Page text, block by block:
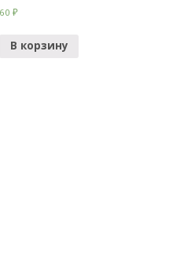
60₽
В корзину